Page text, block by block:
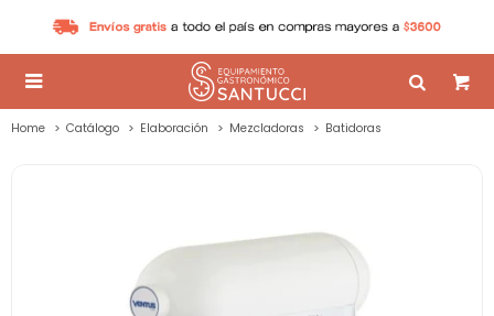

Home Catálogo Elaboración Mezcladoras Batidoras